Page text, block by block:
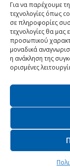
Για να παρέχουμε
τεχνολογίες όπως
σε πληροφορίες
τεχνολογίες θα μας
προσωπικού
μοναδικά
η ανάκληση της
ορισμένες
Domain:
Δικαιούχος Domain
Διευθυντής:
Διαχειριστής:
Δήλωση